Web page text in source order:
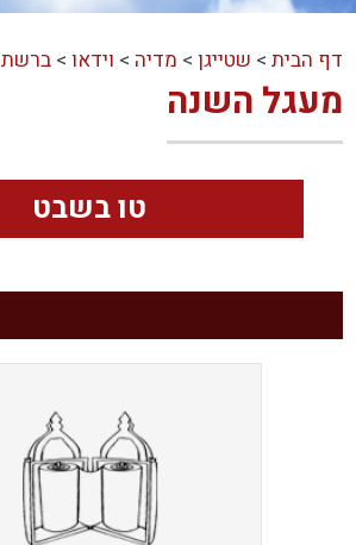
דף הבית > שטייגן > מדיה > וידאו >ברשת
מעגל השנה
טו בשבט